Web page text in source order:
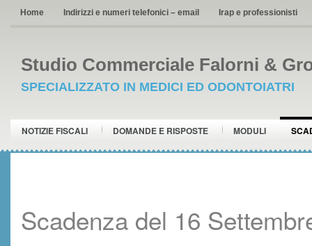
Home Indirizzi e numeri telefonici – email Irap e professionisti
Studio Commerciale Falorni &
SPECIALIZZATO IN MEDICI ED ODONTOIATRI
NOTIZIE FISCALI DOMANDE E RISPOSTE MODULI
Scadenza del 16